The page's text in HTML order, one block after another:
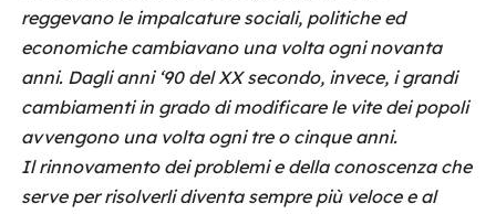
reggevano le impalcature sociali, politiche ed
economiche cambiavano una volta ogni novanta
anni. Dagli anni ‘90 del XX secondo, invece, i grandi
cambiamenti in grado di modificare le vite dei popoli
avvengono una volta ogni tre o cinque anni.
Il rinnovamento dei problemi e della conoscenza che
serve per risolverli diventa sempre più veloce e al